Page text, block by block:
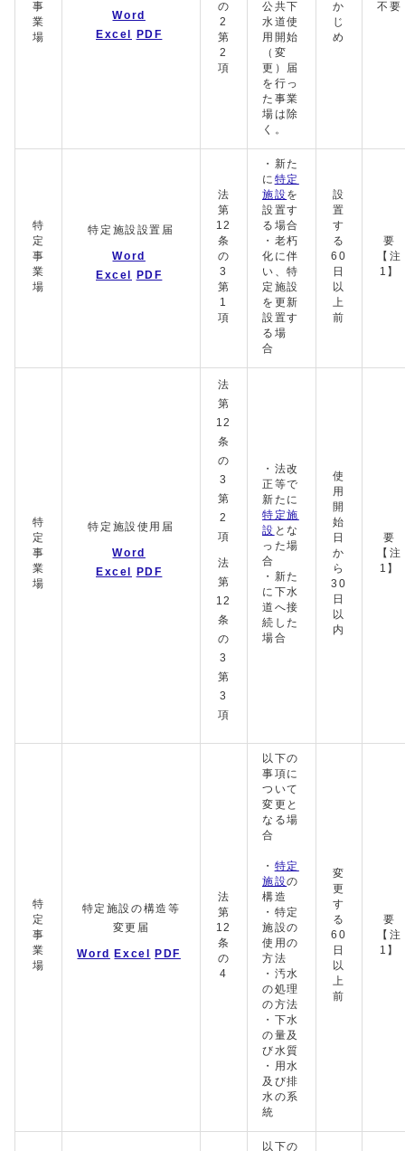
事
業
場
Word
Excel
PDF
の
2
第
2
項
公共下
水道使
用開始
（変
更）届
を行っ
た事業
場は除
く。
か
じ
め
不要
特
定
事
業
場
特定施設設置届
Word
Excel
PDF
法
第
12
条
の
3
第
1
項
・新た
に 特定
施設を
設置す
る場合
・老朽
化に伴
い、特
定施設
を更新
設置す
る場
合
設
置
す
る
60
日
以
上
前
要
【注
1】
特
定
事
業
場
特定施設使用届
Word
Excel
PDF
法
第
12
条
の
3
第
2
項
法
第
12
条
の
3
第
3
項
・法改
正等で
新たに
特定施
設 とな
った場
合
・新た
に下水
道へ接
続した
場合
使
用
開
始
日
か
ら
30
日
以
内
要
【注
1】
特
定
事
業
場
特定施設の構造等
変更届
Word Excel PDF
法
第
12
条
の
4
以下の
事項に
ついて
変更と
なる場
合
・ 特定
施設の
構造
・特定
施設の
使用の
方法
・汚水
の処理
の方法
・下水
の量及
び水質
・用水
及び排
水の系
統
変
更
す
る
60
日
以
上
前
要
【注
1】
以下の